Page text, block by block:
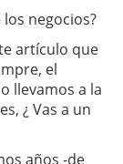
negocios?
artículo que
el
llevamos a la
¿ Vas a un
años -de